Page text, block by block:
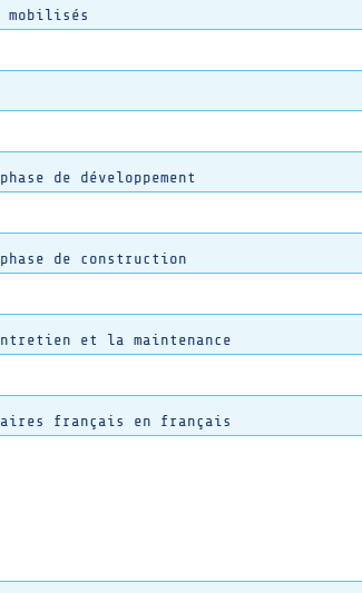
mobilisés
de développement
de construction
et la maintenance
français en français